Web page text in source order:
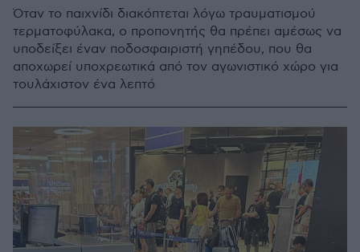
Όταν το παιχνίδι διακόπτεται λόγω τραυματισμού
τερματοφύλακα, ο προπονητής θα πρέπει αμέσως να
υποδείξει έναν ποδοσφαιριστή γηπέδου, που θα
αποχωρεί υποχρεωτικά από τον αγωνιστικό χώρο για
τουλάχιστον ένα λεπτό